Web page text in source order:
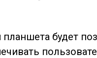
планшета будет